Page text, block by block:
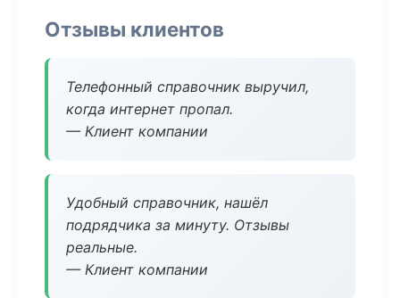
Отзывы клиентов
Телефонный справочник выручил,
когда интернет пропал.
— Клиент компании
Удобный справочник, нашёл
подрядчика за минуту. Отзывы
реальные.
— Клиент компании